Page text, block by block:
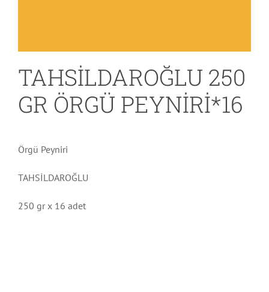
TAHSİLDAROĞLU 250
GR ÖRGÜ PEYNİRİ*16
Örgü Peyniri
TAHSİLDAROĞLU
250 gr x 16 adet